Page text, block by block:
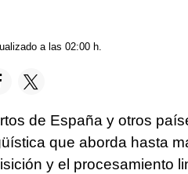
a las 02:00 h.
de España y otros
que aborda hasta
y el procesamiento